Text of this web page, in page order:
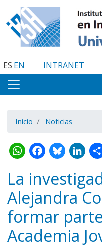
ES EN INTRANET
Inicio Noticias
La
Alejandra
formar
Academia